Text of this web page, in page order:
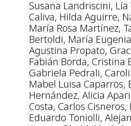
Susana Landriscini, Lía
Caliva, Hilda Aguirre, Nancy Sand,
María Rosa Martínez,
Bertoldi, María
Agustina Propato,
Fabián Borda, Cristina
Gabriela Pedrali,
Mabel Luisa Caparros,
Hernández, Alicia
Costa, Carlos Cisneros,
Eduardo Toniolli,